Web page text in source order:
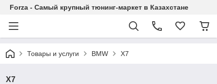
Forza - Самый крупный тюнинг-маркет в Казахстане
Товары и услуги BMW X7
X7